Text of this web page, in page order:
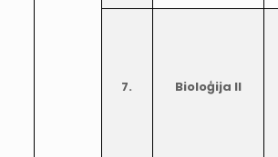
7. Bioloģija II